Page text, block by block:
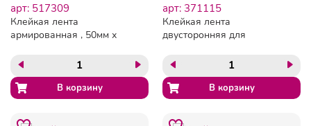
арт: 517309
Клейкая лента
армированная , 50мм х
арт: 371115
Клейкая лента
двусторонняя для
19мм х 1,5м, белая